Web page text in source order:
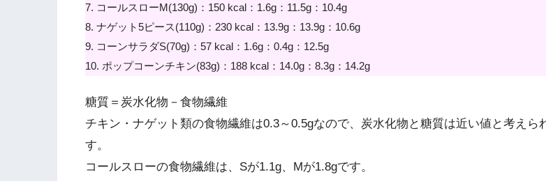
7. コールスローM(130g)：150 kcal：1.6g：11.5g：10.4g
8. ナゲット5ピース(110g)：230 kcal：13.9g：13.9g：10.6g
9. コーンサラダS(70g)：57 kcal：1.6g：0.4g：12.5g
10. ポップコーンチキン(83g)：188 kcal：14.0g：8.3g：14.2g
糖質＝炭水化物－食物繊維
チキン・ナゲット類の食物繊維は0.3～0.5gなので、炭水化物と糖質は近い値と考えら
す。
コールスローの食物繊維は、Sが1.1g、Mが1.8gです。